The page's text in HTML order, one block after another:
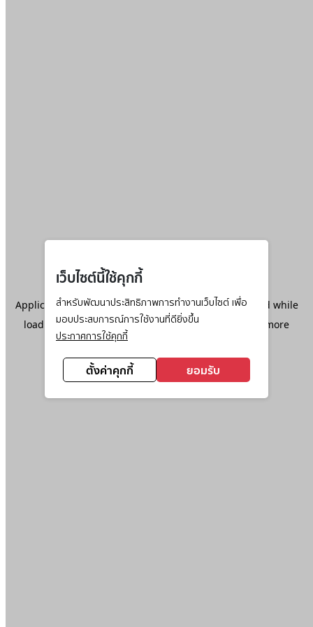
เว็บไซต์นี้ใช้คุกกี้
สำหรับพัฒนาประสิทธิภาพการทำงานเว็บไซต์ เพื่อ
มอบประสบการณ์การใช้งานที่ดียิ่งขึ้น
ประกาศการใช้คุกกี้
ตั้งค่าคุกกี้ ยอมรับ
Application error: aclient-side exception has occurred while
loadingwww.ktc.co.th(see the browser console
for more
information).